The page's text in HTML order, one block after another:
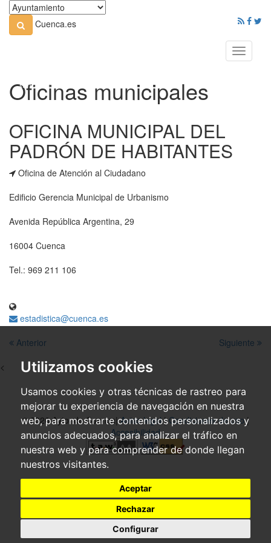
Utilizamos cookies
Usamos cookies y otras técnicas de rastreo para
mejorar tu experiencia de navegación en nuestra
web, para mostrarte contenidos personalizados y
anuncios adecuados, para analizar el tráfico en
nuestra web y para comprender de donde llegan
nuestros visitantes.
Aceptar
Rechazar
Configurar
Cuenca.es
Toggle
Oficinas municipales
OFICINA MUNICIPAL DEL
PADRÓN DE HABITANTES
Oficina de Atención al Ciudadano
Edificio Gerencia Municipal de Urbanismo
Avenida República Argentina, 29
16004 Cuenca
Tel.: 969 211 106
estadistica@cuenca.es
Anterior
Siguiente
<
© 2026 Ayto. de Cuenca|Aviso legal|Condiciones de uso|
Accesibilidad